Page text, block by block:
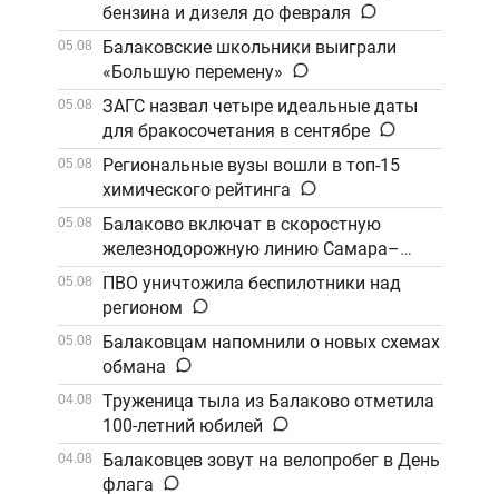
бензина и дизеля до февраля
05.08
Балаковские школьники выиграли
«Большую перемену»
05.08
ЗАГС назвал четыре идеальные даты
для бракосочетания в сентябре
05.08
Региональные вузы вошли в топ-15
химического рейтинга
05.08
Балаково включат в скоростную
железнодорожную линию Самара–
Саратов
05.08
ПВО уничтожила беспилотники над
регионом
05.08
Балаковцам напомнили о новых схемах
обмана
04.08
Труженица тыла из Балаково отметила
100-летний юбилей
04.08
Балаковцев зовут на велопробег в День
флага